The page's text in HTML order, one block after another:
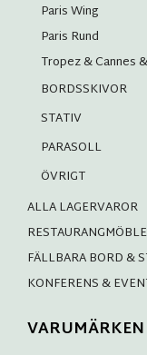
Paris Wing
Paris Rund
Tropez & Cannes
BORDSSKIVOR
STATIV
PARASOLL
ÖVRIGT
ALLA LAGERVAROR
FÄLLBARA BORD &
KONFERENS &
VARUMÄRKEN